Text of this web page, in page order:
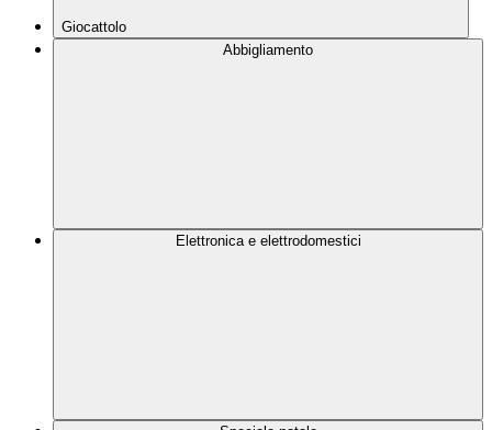
Giocattolo
Abbigliamento
Elettronica e elettrodomestici